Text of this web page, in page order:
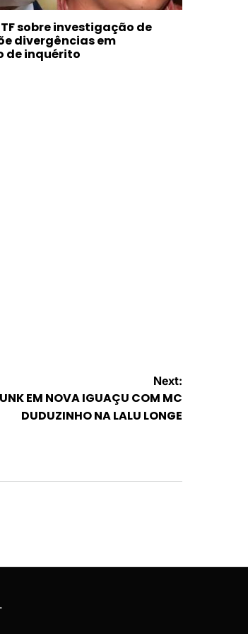
sobre investigação de
divergências em
de inquérito
Next:
EM NOVA IGUAÇU COM MC
DUDUZINHO NA LALU LONGE
.